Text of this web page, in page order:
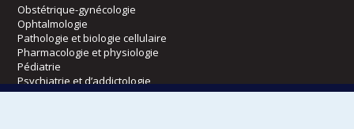
Obstétrique-gynécologie
Ophtalmologie
Pathologie et biologie cellulaire
Pharmacologie et physiologie
Pédiatrie
Psychiatrie et d’addictologie
Radiologie, radio-oncologie et médecine nucléaire